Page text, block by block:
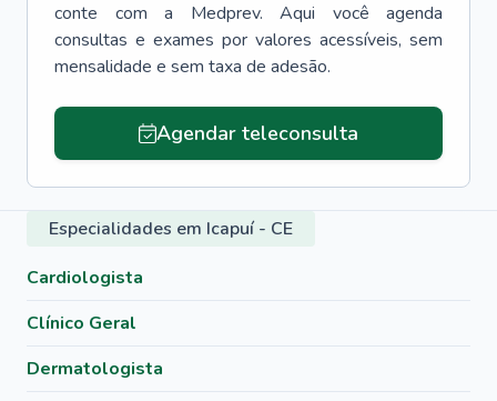
conte com a Medprev. Aqui você agenda
consultas e exames por valores acessíveis, sem
mensalidade e sem taxa de adesão.
Agendar teleconsulta
Especialidades em Icapuí - CE
Cardiologista
Clínico Geral
Dermatologista